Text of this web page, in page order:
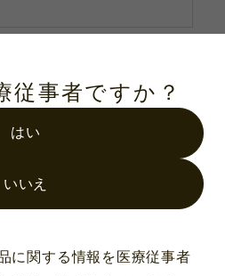
従事者ですか？
はい
いいえ
に関する情報を医療従事者